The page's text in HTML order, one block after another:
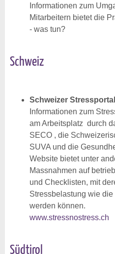
Informationen zum
Mitarbeitern bietet die
- was tun?
Schweiz
Schweizer
Informationen zum
am Arbeitsplatz durch
SECO , die
SUVA und die
Website bietet unter
Massnahmen auf
und Checklisten, mit
Stressbelastung wie
werden können.
www.stressnostress.ch
Südtirol